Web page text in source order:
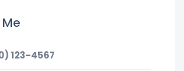
123-4567